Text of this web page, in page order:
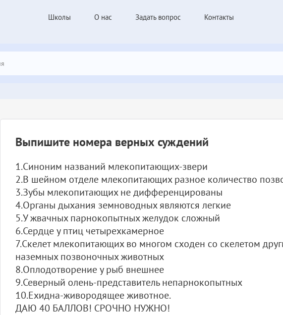
Школы О нас Задать вопрос Контакты
Выпишите номера верных суждений
1.Синоним названий млекопитающих-звери
2.В шейном отделе млекопитающих разное количество
3.Зубы млекопитающих не дифференцированы
4.Органы дыхания земноводных являются легкие
5.У жвачных парнокопытных желудок сложный
6.Сердце у птиц четырехкамерное
7.Скелет млекопитающих во многом сходен со скелетом
наземных позвоночных животных
8.Оплодотворение у рыб внешнее
9.Северный олень-представитель непарнокопытных
10.Ехидна-живородящее животное.
ДАЮ 40 БАЛЛОВ! СРОЧНО НУЖНО!